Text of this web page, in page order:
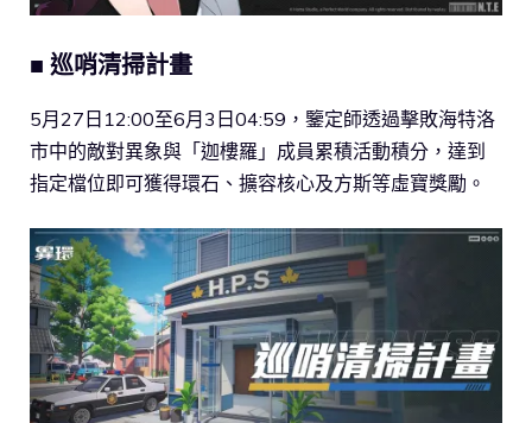
■ 巡哨清掃計畫
5月27日12:00至6月3日04:59，鑒定師透過擊敗海特洛
市中的敵對異象與「迦樓羅」成員累積活動積分，達到
指定檔位即可獲得環石、擴容核心及方斯等虛寶獎勵。